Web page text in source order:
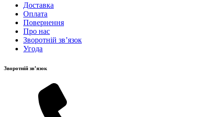
Доставка
Оплата
Повернення
Про нас
Зворотній зв’язок
Угода
Зворотній зв’язок